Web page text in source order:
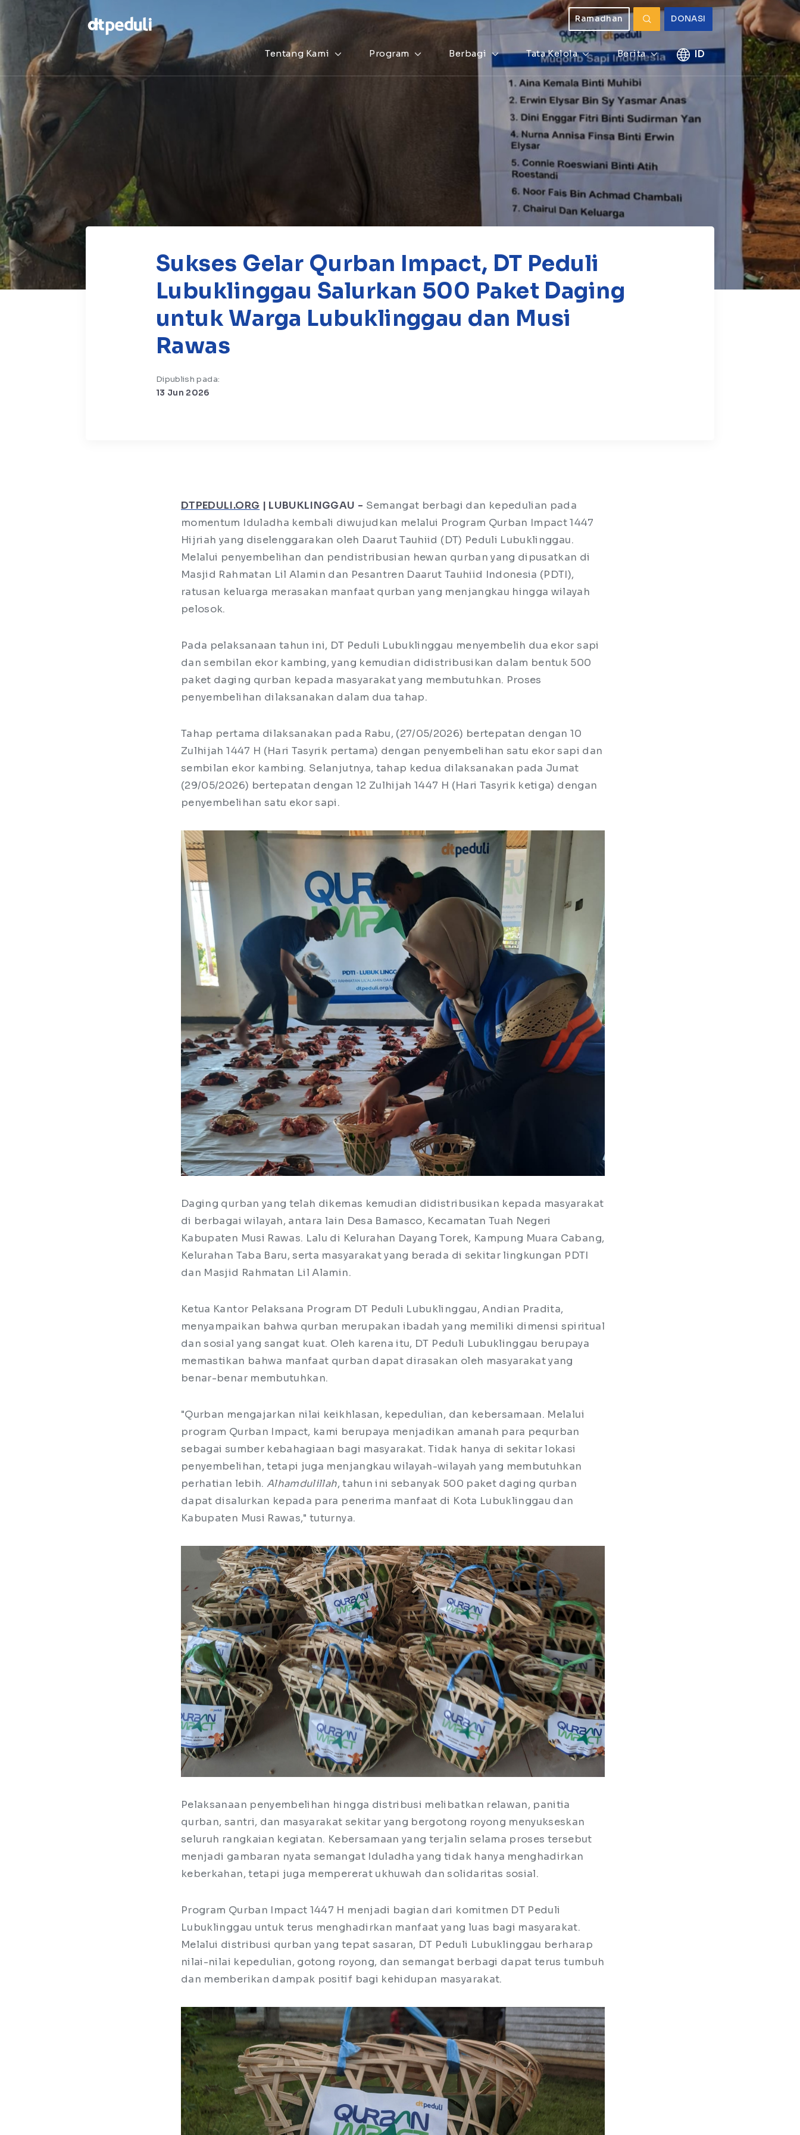
CARI
Temukan
berbagai
kebaikan
DONASI
Ramadhan
Tentang Kami Program Berbagi Tata Kelola Berita ID
Sukses Gelar Qurban Impact, DT Peduli
Lubuklinggau Salurkan 500 Paket Daging
untuk Warga Lubuklinggau dan Musi
Rawas
Dipublish pada:
13 Jun 2026
DTPEDULI.ORG | LUBUKLINGGAU - Semangat berbagi dan kepedulian pada
momentum Iduladha kembali diwujudkan melalui Program Qurban Impact 1447
Hijriah yang diselenggarakan oleh Daarut Tauhiid (DT) Peduli Lubuklinggau.
Melalui penyembelihan dan pendistribusian hewan qurban yang dipusatkan di
Masjid Rahmatan Lil Alamin dan Pesantren Daarut Tauhiid Indonesia (PDTI),
ratusan keluarga merasakan manfaat qurban yang menjangkau hingga wilayah
pelosok.
Pada pelaksanaan tahun ini, DT Peduli Lubuklinggau menyembelih dua ekor sapi
dan sembilan ekor kambing, yang kemudian didistribusikan dalam bentuk 500
paket daging qurban kepada masyarakat yang membutuhkan. Proses
penyembelihan dilaksanakan dalam dua tahap.
Tahap pertama dilaksanakan pada Rabu, (27/05/2026) bertepatan dengan 10
Zulhijah 1447 H (Hari Tasyrik pertama) dengan penyembelihan satu ekor sapi dan
sembilan ekor kambing. Selanjutnya, tahap kedua dilaksanakan pada Jumat
(29/05/2026) bertepatan dengan 12 Zulhijah 1447 H (Hari Tasyrik ketiga) dengan
penyembelihan satu ekor sapi.
Daging qurban yang telah dikemas kemudian didistribusikan kepada masyarakat
di berbagai wilayah, antara lain Desa Bamasco, Kecamatan Tuah Negeri
Kabupaten Musi Rawas. Lalu di Kelurahan Dayang Torek, Kampung Muara Cabang,
Kelurahan Taba Baru, serta masyarakat yang berada di sekitar lingkungan PDTI
dan Masjid Rahmatan Lil Alamin.
Ketua Kantor Pelaksana Program DT Peduli Lubuklinggau, Andian Pradita,
menyampaikan bahwa qurban merupakan ibadah yang memiliki dimensi spiritual
dan sosial yang sangat kuat. Oleh karena itu, DT Peduli Lubuklinggau berupaya
memastikan bahwa manfaat qurban dapat dirasakan oleh masyarakat yang
benar-benar membutuhkan.
"Qurban mengajarkan nilai keikhlasan, kepedulian, dan kebersamaan. Melalui
program Qurban Impact, kami berupaya menjadikan amanah para pequrban
sebagai sumber kebahagiaan bagi masyarakat. Tidak hanya di sekitar lokasi
penyembelihan, tetapi juga menjangkau wilayah-wilayah yang membutuhkan
perhatian lebih. Alhamdulillah, tahun ini sebanyak 500 paket daging qurban
dapat disalurkan kepada para penerima manfaat di Kota Lubuklinggau dan
Kabupaten Musi Rawas," tuturnya.
Pelaksanaan penyembelihan hingga distribusi melibatkan relawan, panitia
qurban, santri, dan masyarakat sekitar yang bergotong royong menyukseskan
seluruh rangkaian kegiatan. Kebersamaan yang terjalin selama proses tersebut
menjadi gambaran nyata semangat Iduladha yang tidak hanya menghadirkan
keberkahan, tetapi juga mempererat ukhuwah dan solidaritas sosial.
Program Qurban Impact 1447 H menjadi bagian dari komitmen DT Peduli
Lubuklinggau untuk terus menghadirkan manfaat yang luas bagi masyarakat.
Melalui distribusi qurban yang tepat sasaran, DT Peduli Lubuklinggau berharap
nilai-nilai kepedulian, gotong royong, dan semangat berbagi dapat terus tumbuh
dan memberikan dampak positif bagi kehidupan masyarakat.